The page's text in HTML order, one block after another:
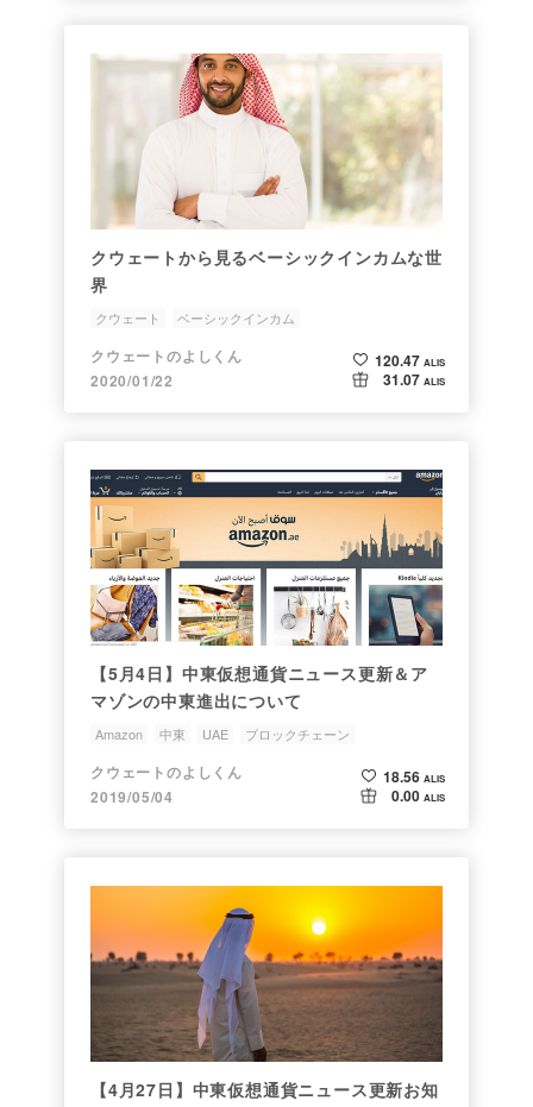
クウェートから見るベーシックインカムな世
界
クウェート ベーシックインカム
クウェートのよしくん
2020/01/22
120.47 ALIS
31.07 ALIS
【5月4日】中東仮想通貨ニュース更新＆ア
マゾンの中東進出について
Amazon 中東 UAE ブロックチェーン
クウェートのよしくん
2019/05/04
18.56 ALIS
0.00 ALIS
【4月27日】中東仮想通貨ニュース更新お知